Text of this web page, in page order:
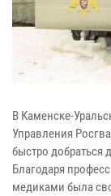
В Каменске-
Управления
быстро добраться
Благодаря
медиками была